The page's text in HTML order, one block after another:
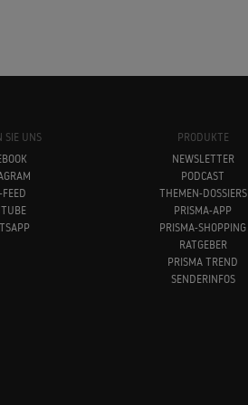
SIE UNS
FEED
PRODUKTE
NEWSLETTER
PODCAST
THEMEN-DOSSIERS
PRISMA-APP
PRISMA-SHOPPING
RATGEBER
PRISMA TREND
SENDERINFOS